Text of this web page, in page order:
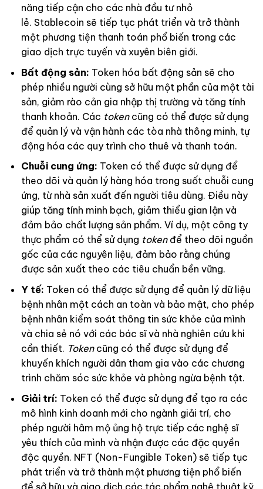
năng tiếp cận cho các nhà đầu tư nhỏ
lẻ. Stablecoin sẽ tiếp tục phát triển và trở thành
một phương tiện thanh toán phổ biến trong các
giao dịch trực tuyến và xuyên biên giới.
Bất động sản: Token hóa bất động sản sẽ cho
phép nhiều người cùng sở hữu một phần của một tài
sản, giảm rào cản gia nhập thị trường và tăng tính
thanh khoản. Các tokencũng có thể được sử dụng
để quản lý và vận hành các tòa nhà thông minh, tự
động hóa các quy trình cho thuê và thanh toán.
Chuỗi cung ứng: Token có thể được sử dụng để
theo dõi và quản lý hàng hóa trong suốt chuỗi cung
ứng, từ nhà sản xuất đến người tiêu dùng. Điều này
giúp tăng tính minh bạch, giảm thiểu gian lận và
đảm bảo chất lượng sản phẩm. Ví dụ, một công ty
thực phẩm có thể sử dụng tokenđể theo dõi nguồn
gốc của các nguyên liệu, đảm bảo rằng chúng
được sản xuất theo các tiêu chuẩn bền vững.
Y tế: Token có thể được sử dụng để quản lý dữ liệu
bệnh nhân một cách an toàn và bảo mật, cho phép
bệnh nhân kiểm soát thông tin sức khỏe của mình
và chia sẻ nó với các bác sĩ và nhà nghiên cứu khi
cần thiết. Tokencũng có thể được sử dụng để
khuyến khích người dân tham gia vào các chương
trình chăm sóc sức khỏe và phòng ngừa bệnh tật.
Giải trí: Token có thể được sử dụng để tạo ra các
mô hình kinh doanh mới cho ngành giải trí, cho
phép người hâm mộ ủng hộ trực tiếp các nghệ sĩ
yêu thích của mình và nhận được các đặc quyền
độc quyền. NFT (Non-Fungible Token) sẽ tiếp tục
phát triển và trở thành một phương tiện phổ biến
để sở hữu và giao dịch các tác phẩm nghệ thuật kỹ